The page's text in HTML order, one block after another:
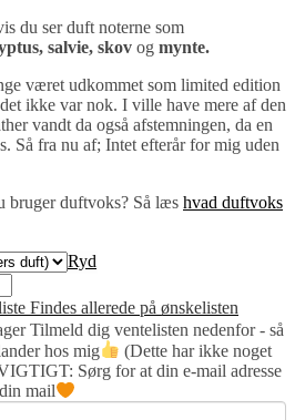
du ser duft noterne som
salvie, skov og mynte.
været udkommet som limited edition
ikke var nok. I ville have mere af den
vandt da også afstemningen, da en
Så fra nu af; Intet efterår for mig uden
bruger duftvoks? Så læs hvad duftvoks
Ryd
Findes allerede på ønskelisten
Tilmeld dig ventelisten nedenfor - så
hos mig
(Dette har ikke noget
Sørg for at din e-mail adresse
mail